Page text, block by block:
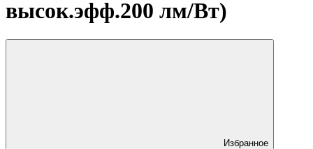
высок.эфф.200 лм/Вт)
Избранное